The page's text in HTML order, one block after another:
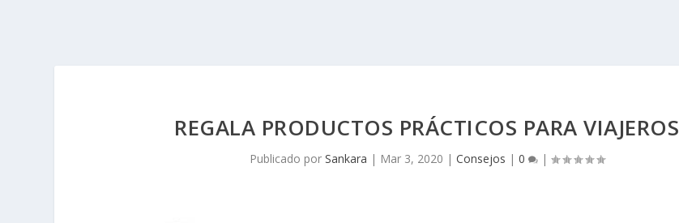
REGALA PRODUCTOS PRÁCTICOS PARA VIAJEROS
Publicado por Sankara | Mar 3, 2020 | Consejos | 0 |